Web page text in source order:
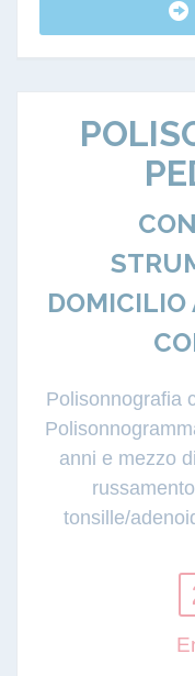
DOMICILIO
Polisonnografia
anni e mezzo
tonsille/